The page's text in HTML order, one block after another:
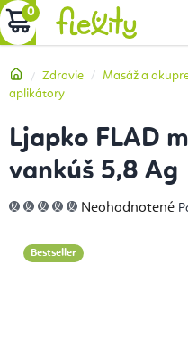
Prejsť
na
NÁKUPNÝ
Domov
Zdravie Masáž a
aplikátory
Ljapko FLAD
vankúš 5,8 Ag
Priemerné
hodnotenie
0,0
z
Neohodnotené
Bestseller